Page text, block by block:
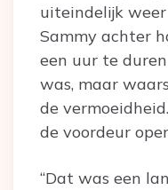
uiteindelijk
Sammy achter
een uur te
was, maar
de
de voordeur
“Dat was een